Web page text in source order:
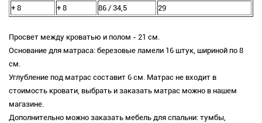
+ 8
+ 8 86 / 34,5 29
Просвет между кроватью и полом - 21 см.
Основание для матраса: березовые ламели 16 штук, шириной по 8
см.
Углубление под матрас составит 6 см. Матрас не входит в
стоимость кровати, выбрать и заказать матрас можно в нашем
магазине.
Дополнительно можно заказать мебель для спальни: тумбы,